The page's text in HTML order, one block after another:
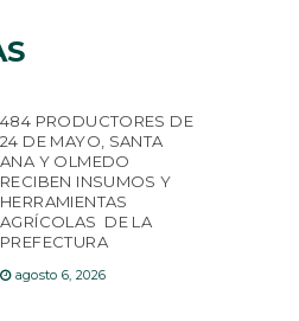
484 PRODUCTORES DE
24 DE MAYO, SANTA
ANA Y OLMEDO
RECIBEN INSUMOS Y
HERRAMIENTAS
AGRÍCOLAS DE LA
PREFECTURA
agosto 6, 2026